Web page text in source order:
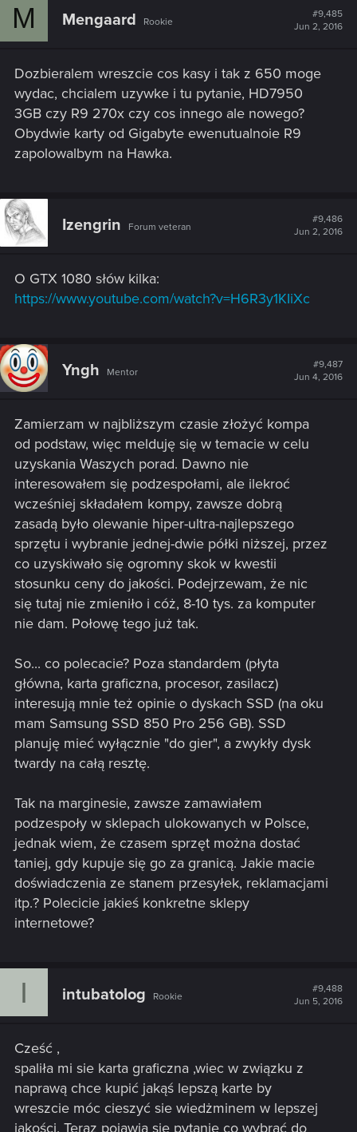
M Mengaard Rookie
#9,485
Jun 2, 2016
Dozbieralem wreszcie cos kasy i tak z 650 moge
wydac, chcialem uzywke i tu pytanie, HD7950
3GB czy R9 270x czy cos innego ale nowego?
Obydwie karty od Gigabyte ewenutualnoie R9
zapolowalbym na Hawka.
Izengrin Forum veteran
#9,486
Jun 2, 2016
O GTX 1080 słów kilka:
https://www.youtube.com/watch?v=H6R3y1KIiXc
Yngh Mentor
#9,487
Jun 4, 2016
Zamierzam w najbliższym czasie złożyć kompa
od podstaw, więc melduję się w temacie w celu
uzyskania Waszych porad. Dawno nie
interesowałem się podzespołami, ale ilekroć
wcześniej składałem kompy, zawsze dobrą
zasadą było olewanie hiper-ultra-najlepszego
sprzętu i wybranie jednej-dwie półki niższej, przez
co uzyskiwało się ogromny skok w kwestii
stosunku ceny do jakości. Podejrzewam, że nic
się tutaj nie zmieniło i cóż, 8-10 tys. za komputer
nie dam. Połowę tego już tak.
So... co polecacie? Poza standardem (płyta
główna, karta graficzna, procesor, zasilacz)
interesują mnie też opinie o dyskach SSD (na oku
mam Samsung SSD 850 Pro 256 GB). SSD
planuję mieć wyłącznie "do gier", a zwykły dysk
twardy na całą resztę.
Tak na marginesie, zawsze zamawiałem
podzespoły w sklepach ulokowanych w Polsce,
jednak wiem, że czasem sprzęt można dostać
taniej, gdy kupuje się go za granicą. Jakie macie
doświadczenia ze stanem przesyłek, reklamacjami
itp.? Polecicie jakieś konkretne sklepy
internetowe?
I intubatolog Rookie
#9,488
Jun 5, 2016
Cześć ,
spaliła mi sie karta graficzna ,wiec w związku z
naprawą chce kupić jakąś lepszą karte by
wreszcie móc cieszyć sie wiedżminem w lepszej
jakości. Teraz pojawia sie pytanie co wybrać do